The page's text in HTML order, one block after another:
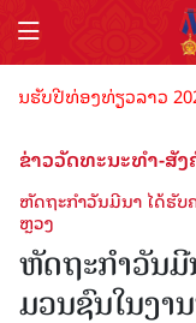
ປີທ່ອງທ່ຽວລາວ 2024
ຂ່າວວັດທະນະທຳ-ສັງ
ຫັດຖະກໍາວັນມີນາ ໄດ້ຮັບ
ຫຼວງ
ຫັດຖະກໍາວັນມີ
ມວນຊົນໃນງ